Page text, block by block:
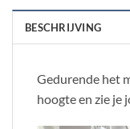
BESCHRIJVING
Gedurende het
hoogte en zie je